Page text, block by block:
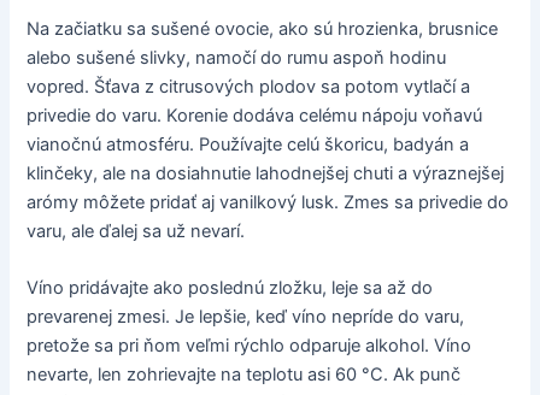
Na začiatku sa sušené ovocie, ako sú hrozienka, brusnice
alebo sušené slivky, namočí do rumu aspoň hodinu
vopred. Šťava z citrusových plodov sa potom vytlačí a
privedie do varu. Korenie dodáva celému nápoju voňavú
vianočnú atmosféru. Používajte celú škoricu, badyán a
klinčeky, ale na dosiahnutie lahodnejšej chuti a výraznejšej
arómy môžete pridať aj vanilkový lusk. Zmes sa privedie do
varu, ale ďalej sa už nevarí.
Víno pridávajte ako poslednú zložku, leje sa až do
prevarenej zmesi. Je lepšie, keď víno nepríde do varu,
pretože sa pri ňom veľmi rýchlo odparuje alkohol. Víno
nevarte, len zohrievajte na teplotu asi 60 °C. Ak punč